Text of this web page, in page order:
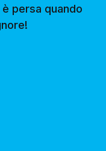
persa quando